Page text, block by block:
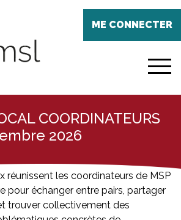
ME CONNECTER
menu
COORDINATEURS
2026
réunissent les coordinateurs de MSP
pour échanger entre pairs, partager
trouver collectivement des